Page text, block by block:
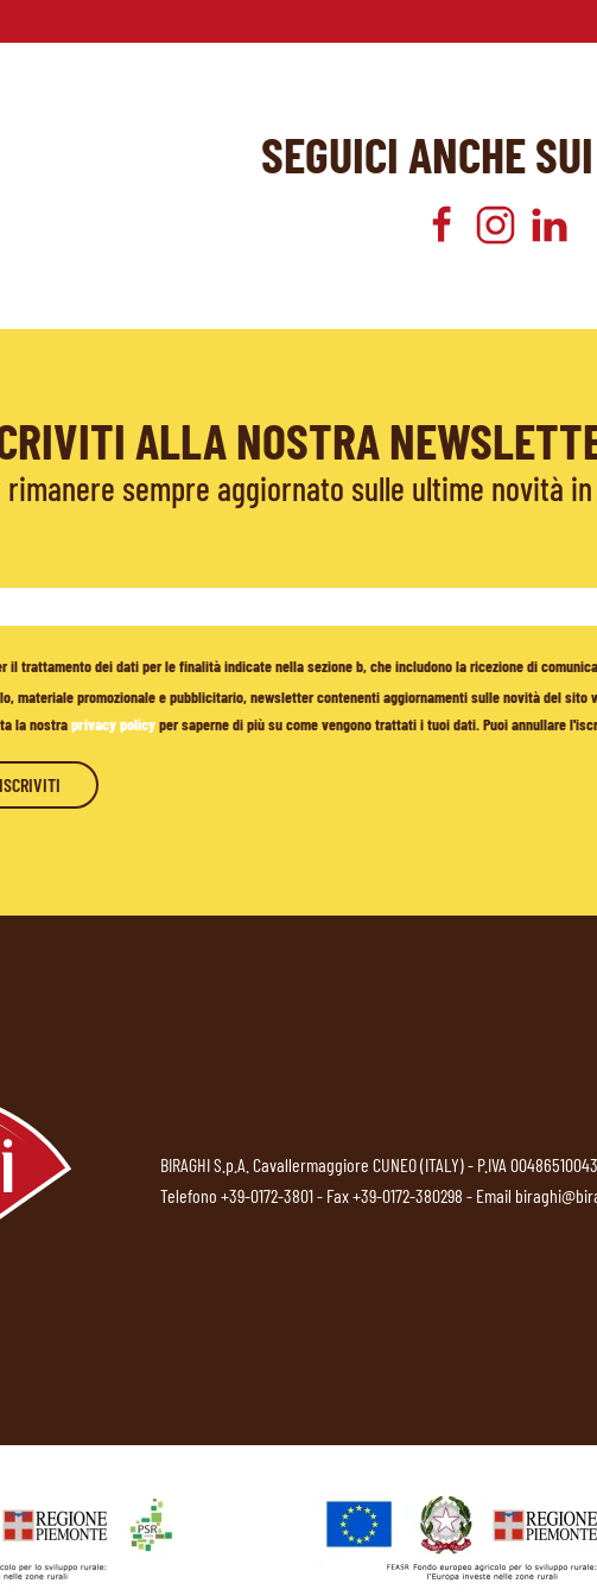
SEGUICI ANCHE
ALLA NOSTRA
rimanere sempre aggiornato sulle ultime novità
il trattamento dei dati per le finalità indicate nella sezione b, che includono la ricezione di
materiale promozionale e pubblicitario, newsletter contenenti aggiornamenti sulle novità del
la nostraprivacy policyper saperne di più su come vengono trattati i tuoi dati. Puoi annullare
BIRAGHI S.p.A. Cavallermaggiore CUNEO (ITALY) - P.IVA 00486510043
Telefono +39-0172-3801- Fax +39-0172-380298 - Email